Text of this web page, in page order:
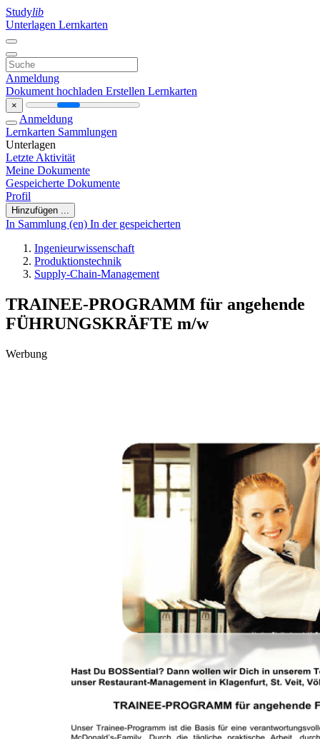
Studylib
Unterlagen Lernkarten
Anmeldung
Dokument hochladen Erstellen Lernkarten
×
Anmeldung
Lernkarten Sammlungen
Unterlagen
Letzte Aktivität
Meine Dokumente
Gespeicherte Dokumente
Profil
Hinzufügen ...
In Sammlung (en) In der gespeicherten
Ingenieurwissenschaft
Produktionstechnik
Supply-Chain-Management
TRAINEE-PROGRAMM für angehende
FÜHRUNGSKRÄFTE m/w
Werbung